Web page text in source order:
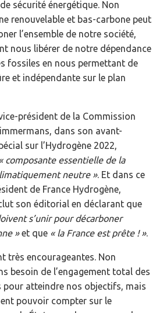
sécurité énergétique. Non
renouvelable et bas-carbone peut
l’ensemble de notre société,
nous libérer de notre dépendance
fossiles en nous permettant de
et indépendante sur le plan
président de la Commission
dans son avant-
sur l’Hydrogène 2022,
composante essentielle de la
neutre ». Et dans ce
de France Hydrogène,
son éditorial en déclarant que
s’unir pour décarboner
»et que « la France est prête ! ».
très encourageantes. Non
besoin de l’engagement total des
pour atteindre nos objectifs, mais
pouvoir compter sur le